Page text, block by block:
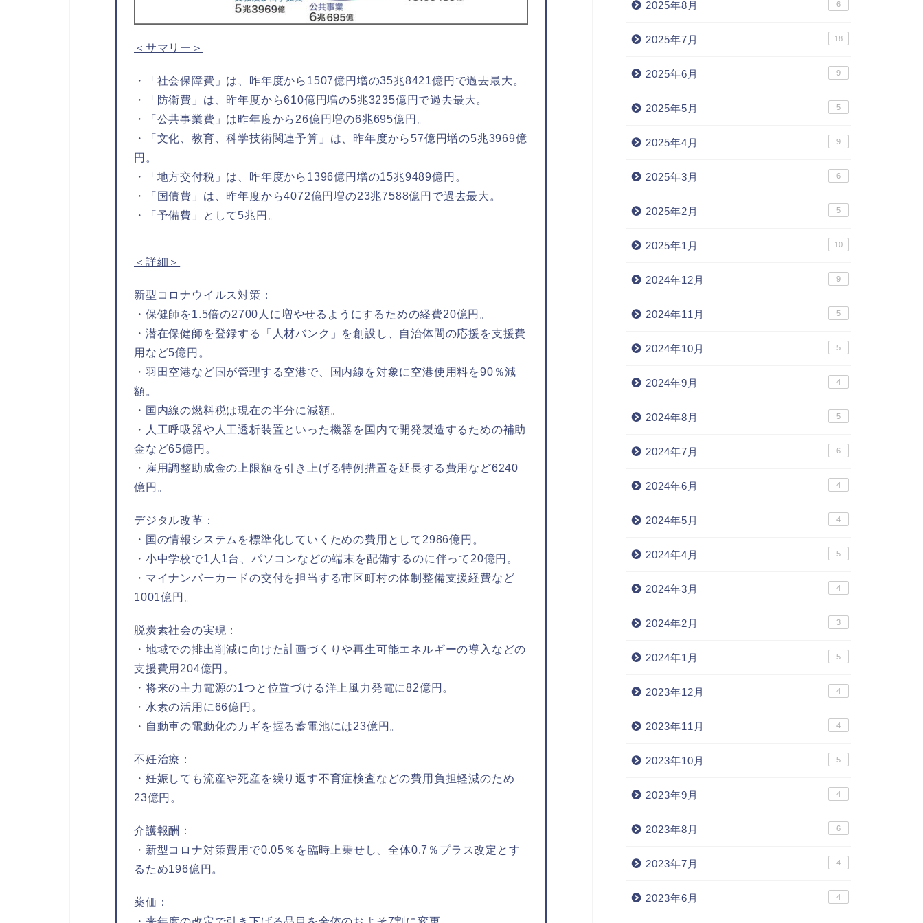
＜サマリー＞
・「社会保障費」は、昨年度から1507億円増の35兆8421億円で過去最大。
・「防衛費」は、昨年度から610億円増の5兆3235億円で過去最大。
・「公共事業費」は昨年度から26億円増の6兆695億円。
・「文化、教育、科学技術関連予算」は、昨年度から57億円増の5兆3969億
円。
・「地方交付税」は、昨年度から1396億円増の15兆9489億円。
・「国債費」は、昨年度から4072億円増の23兆7588億円で過去最大。
・「予備費」として5兆円。
＜詳細＞
新型コロナウイルス対策：
・保健師を1.5倍の2700人に増やせるようにするための経費20億円。
・潜在保健師を登録する「人材バンク」を創設し、自治体間の応援を支援費
用など5億円。
・羽田空港など国が管理する空港で、国内線を対象に空港使用料を90％減
額。
・国内線の燃料税は現在の半分に減額。
・人工呼吸器や人工透析装置といった機器を国内で開発製造するための補助
金など65億円。
・雇用調整助成金の上限額を引き上げる特例措置を延長する費用など6240
億円。
デジタル改革：
・国の情報システムを標準化していくための費用として2986億円。
・小中学校で1人1台、パソコンなどの端末を配備するのに伴って20億円。
・マイナンバーカードの交付を担当する市区町村の体制整備支援経費など
1001億円。
脱炭素社会の実現：
・地域での排出削減に向けた計画づくりや再生可能エネルギーの導入などの
支援費用204億円。
・将来の主力電源の1つと位置づける洋上風力発電に82億円。
・水素の活用に66億円。
・自動車の電動化のカギを握る蓄電池には23億円。
不妊治療：
・妊娠しても流産や死産を繰り返す不育症検査などの費用負担軽減のため
23億円。
介護報酬：
・新型コロナ対策費用で0.05％を臨時上乗せし、全体0.7％プラス改定とす
るため196億円。
薬価：
2025年8月 6
2025年7月 18
2025年6月 9
2025年5月 5
2025年4月 9
2025年3月 6
2025年2月 5
2025年1月 10
2024年12月 9
2024年11月 5
2024年10月 5
2024年9月 4
2024年8月 5
2024年7月 6
2024年6月 4
2024年5月 4
2024年4月 5
2024年3月 4
2024年2月 3
2024年1月 5
2023年12月 4
2023年11月 4
2023年10月 5
2023年9月 4
2023年8月 6
2023年7月 4
2023年6月 4